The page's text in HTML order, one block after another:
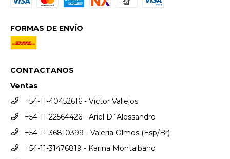
FORMAS DE ENVÍO
CONTACTANOS
Ventas
+54-11-40452616 - Victor Vallejos
+54-11-22564426 - Ariel D´Alessandro
+54-11-36810399 - Valeria Olmos (Esp/Br)
+54-11-31476819 - Karina Montalbano